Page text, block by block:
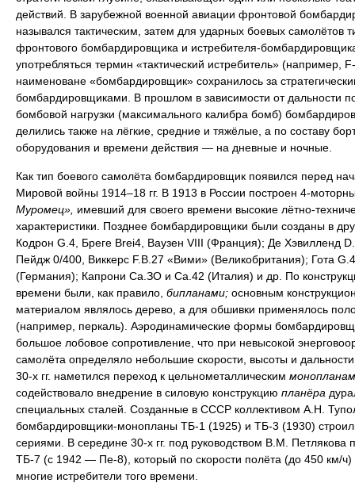
действий. В зарубежной военной авиации фронтовой
назывался тактическим, затем для ударных боевых самолётов
фронтового бомбардировщика и истребителя-
употребляться термин «тактический истребитель» (например,
наименоване «бомбардировщик» сохранилось за
бомбардировщиками. В прошлом в зависимости от дальности
бомбовой нагрузки (максимального калибра бомб)
делились также на лёгкие, средние и тяжёлые, а по составу
оборудования и времени действия — на дневные и ночные.
Как тип боевого самолёта бомбардировщик появился перед
Мировой войны 1914–18 гг. В 1913 в России построен 4-
Муромец», имевший для своего времени высокие лётно-
характеристики. Позднее бомбардировщики были созданы в
Кодрон G.4, Бреге Brei4, Ваузен VIII (Франция); Де Хэвилленд
Пейдж 0/400, Виккерс F.B.27 «Вими» (Великобритания); Гота
(Германия); Капрони Са.ЗО и Са.42 (Италия) и др. По
времени были, как правило, бипланами; основным
материалом являлось дерево, а для обшивки применялось
(например, перкаль). Аэродинамические формы
большое лобовое сопротивление, что при невысокой
самолёта определяло небольшие скорости, высоты и
30-х гг. наметился переход к цельнометаллическим
содействовало внедрение в силовую конструкцию планёра
специальных сталей. Созданные в СССР коллективом А.Н.
бомбардировщики-монопланы ТБ-1 (1925) и ТБ-3 (1930)
сериями. В середине 30-х гг. под руководством В.М. Петлякова
ТБ-7 (с 1942 — Пе-8), который по скорости полёта (до 450 км/ч)
многие истребители того времени.